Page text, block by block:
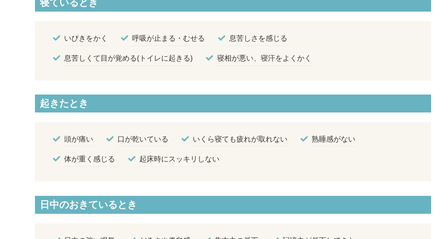
寝ているとき
いびきをかく 呼吸が止まる・むせる 息苦しさを感じる
息苦しくて目が覚める(トイレに起きる) 寝相が悪い、寝汗をよくかく
起きたとき
頭が痛い 口が乾いている いくら寝ても疲れが取れない 熟睡感がない
体が重く感じる 起床時にスッキリしない
日中のおきているとき